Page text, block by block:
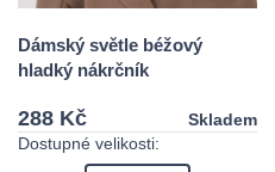
Dámský světle béžový
hladký nákrčník
288 Kč
Skladem
Dostupné velikosti: